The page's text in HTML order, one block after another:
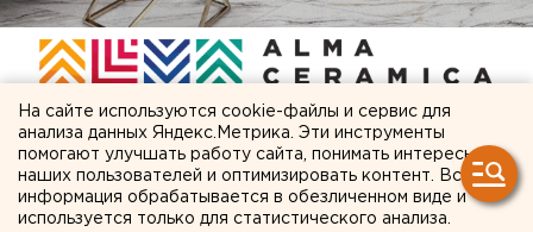
ЧИТАЙТЕ ТАКЖЕ:
«Люди скорее останутся дома»:
На сайте используются cookie-файлы и сервис для
анализа данных Яндекс.Метрика. Эти инструменты
помогают улучшать работу сайта, понимать интересы
наших пользователей и оптимизировать контент. Вся
информация обрабатывается в обезличенном виде и
используется только для статистического анализа.